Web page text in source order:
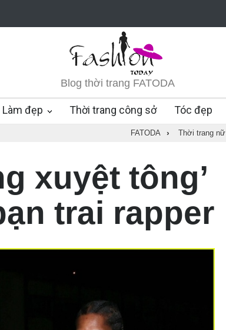
Blog thời trang FATODA
Làm đẹp Thời trang công sở Tóc đẹp
FATODA › Thời trang nữ
xuyệt tông’
trai rapper